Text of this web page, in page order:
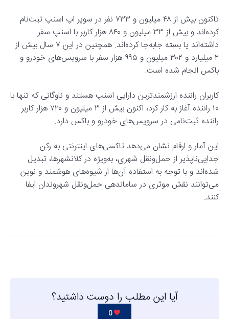
تاکنون بیش از ۴۸ میلیون و ۷۳۳ نفر در سوپر اپ اسنپ ثبت‌نام
کرده‌اند و بیش از ۳۳ میلیون و ۸۴۰ هزار کاربر با اسنپ سفر
داشته‌اند یا بسته جابه‌جا کرده‌اند. همچنین در این ۷ سال بیش از
۲ میلیارد و ۳۰۲ میلیون و ۹۹۵ هزار سفر با سرویس‌های خودرو و
باکس انجام شده است.
کاربران راننده ارزشمند‌ترین دارایی اسنپ هستند و ناوگانی که تنها با
۱۰ راننده آغاز به کار کرد، اکنون بیش از ۳ میلیون و ۷۲۰ هزار کاربر
راننده ثبت‌نامی در سرویس‌های خودرو و باکس دارد.
این آمار و ارقام نشان می‌دهد تاکسی‌های اینترنتی به رکن
جدایی‌ناپذیر از حمل‌ونقل شهری، به‌ویژه در کلانشهرها، تبدیل
شده‌اند و با توجه به استفاده آن‌ها از شیوه‌های هوشمند و نوین
می‌توانند نقش موثری در ساماندهی حمل‌ونقل شهروندان ایفا
کنند.
آیا این مطلب را دوست داشتید؟
0